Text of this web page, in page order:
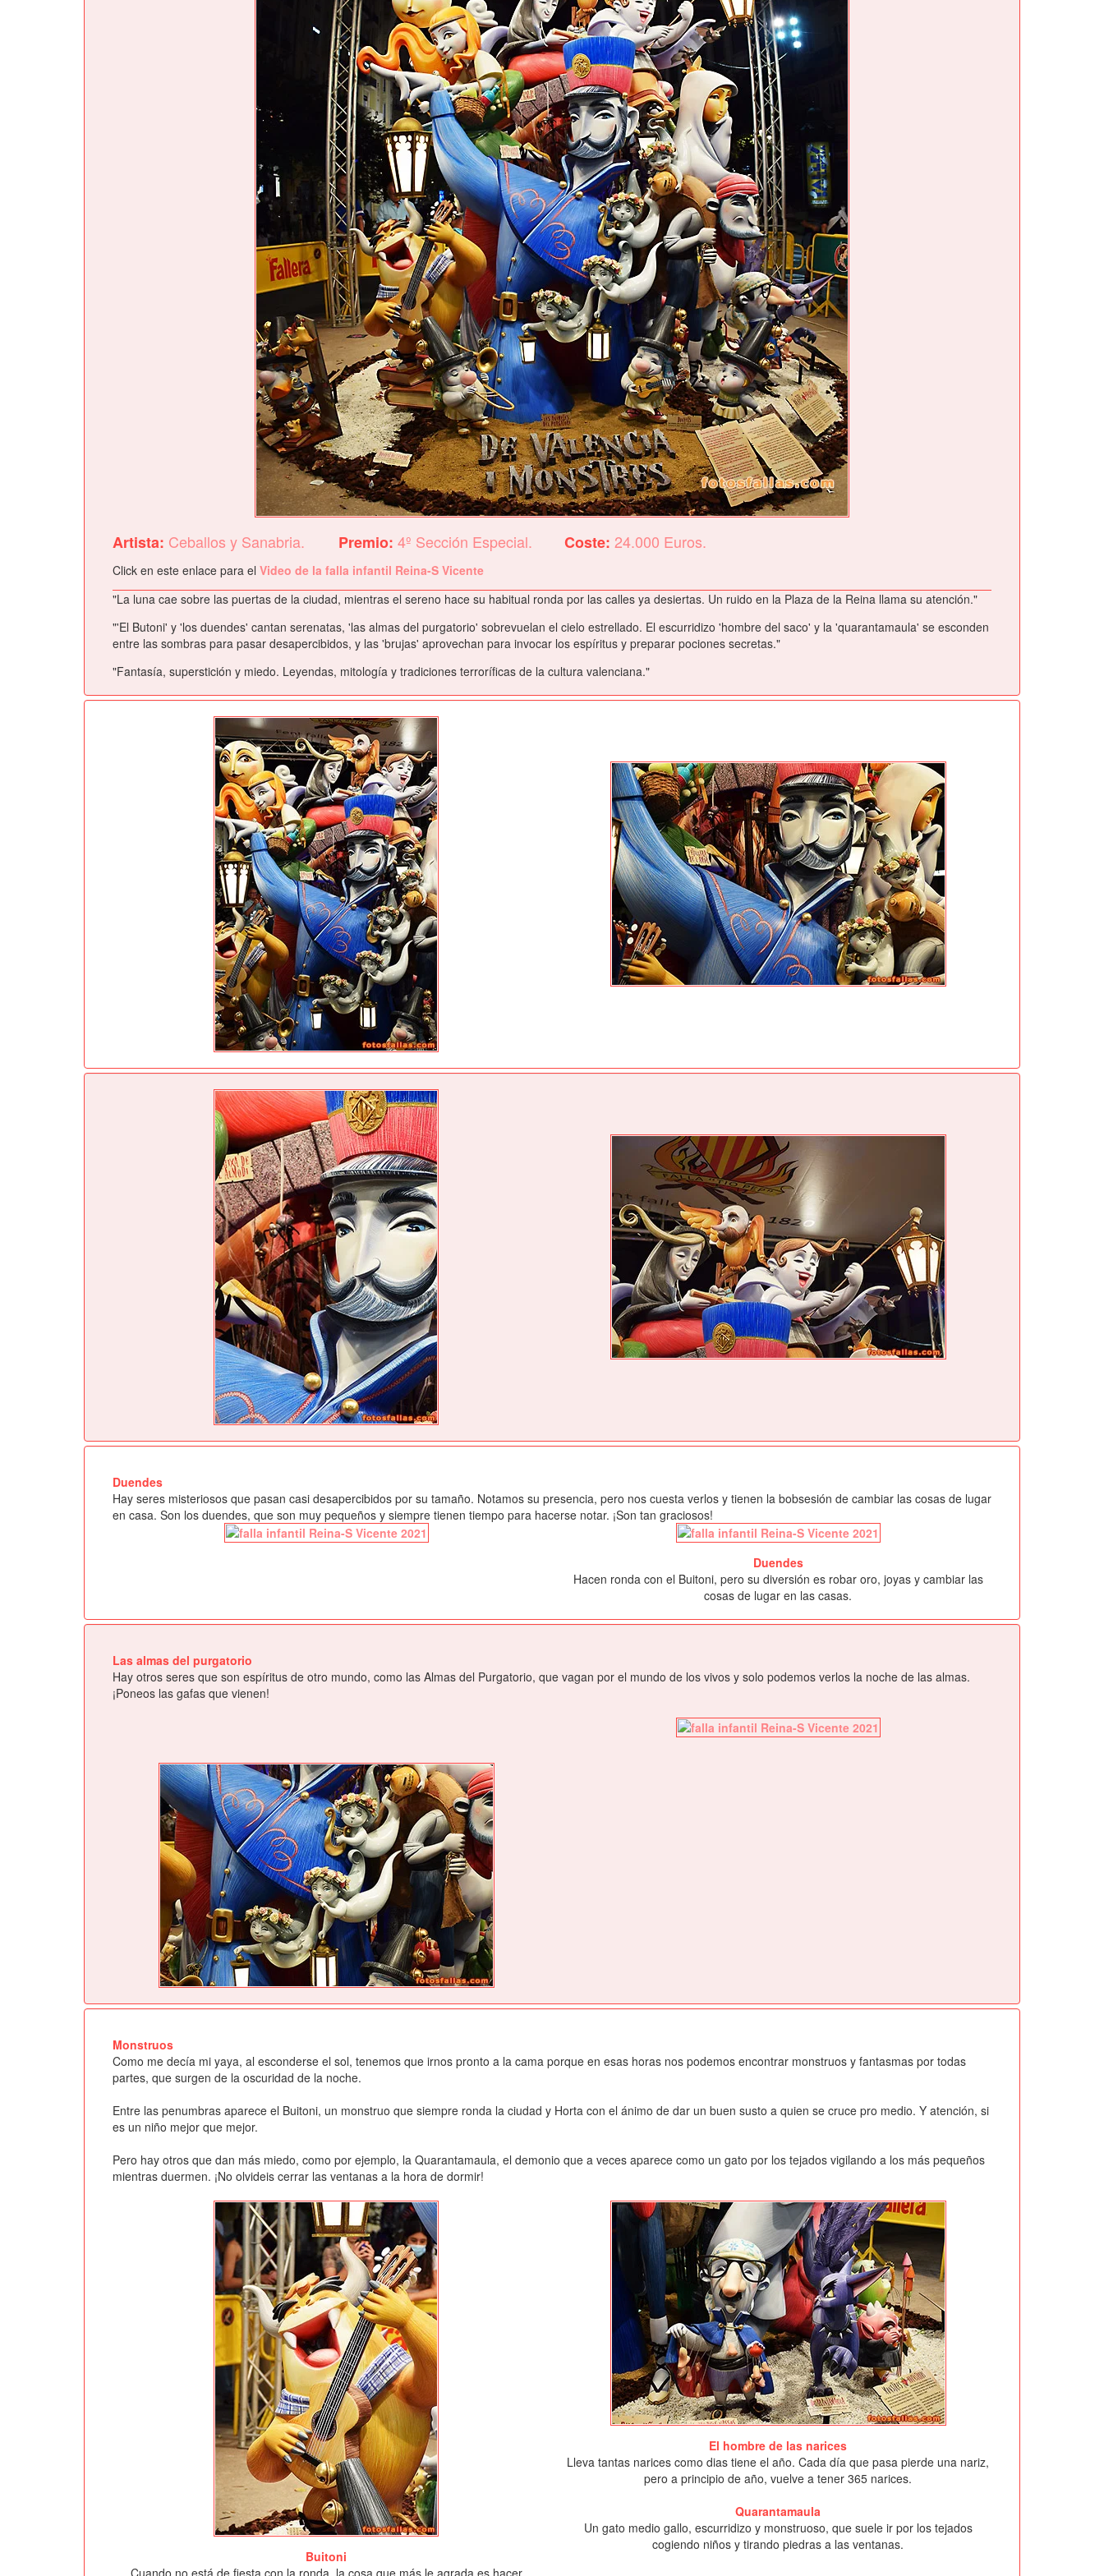
Artista: Ceballos y Sanabria. Premio: 4º Sección Especial. Coste: 24.000 Euros.
Click en este enlace para el Video de la falla infantil Reina-S Vicente
"La luna cae sobre las puertas de la ciudad, mientras el sereno hace su habitual ronda por las calles ya desiertas. Un ruido en la Plaza de la Reina llama su atención."
"'El Butoni' y 'los duendes' cantan serenatas, 'las almas del purgatorio' sobrevuelan el cielo estrellado. El escurridizo 'hombre del saco' y la 'quarantamaula' se esconden
entre las sombras para pasar desapercibidos, y las 'brujas' aprovechan para invocar los espíritus y preparar pociones secretas."
"Fantasía, superstición y miedo. Leyendas, mitología y tradiciones terroríficas de la cultura valenciana."
Duendes
Hay seres misteriosos que pasan casi desapercibidos por su tamaño. Notamos su presencia, pero nos cuesta verlos y tienen la bobsesión de cambiar las cosas de lugar
en casa. Son los duendes, que son muy pequeños y siempre tienen tiempo para hacerse notar. ¡Son tan graciosos!
Duendes
Hacen ronda con el Buitoni, pero su diversión es robar oro, joyas y cambiar las
cosas de lugar en las casas.
Las almas del purgatorio
Hay otros seres que son espíritus de otro mundo, como las Almas del Purgatorio, que vagan por el mundo de los vivos y solo podemos verlos la noche de las almas.
¡Poneos las gafas que vienen!
Monstruos
Como me decía mi yaya, al esconderse el sol, tenemos que irnos pronto a la cama porque en esas horas nos podemos encontrar monstruos y fantasmas por todas
partes, que surgen de la oscuridad de la noche.
Entre las penumbras aparece el Buitoni, un monstruo que siempre ronda la ciudad y Horta con el ánimo de dar un buen susto a quien se cruce pro medio. Y atención, si
es un niño mejor que mejor.
Pero hay otros que dan más miedo, como por ejemplo, la Quarantamaula, el demonio que a veces aparece como un gato por los tejados vigilando a los más pequeños
mientras duermen. ¡No olvideis cerrar las ventanas a la hora de dormir!
Buitoni
El hombre de las narices
Lleva tantas narices como dias tiene el año. Cada día que pasa pierde una nariz,
pero a principio de año, vuelve a tener 365 narices.
Quarantamaula
Un gato medio gallo, escurridizo y monstruoso, que suele ir por los tejados
cogiendo niños y tirando piedras a las ventanas.